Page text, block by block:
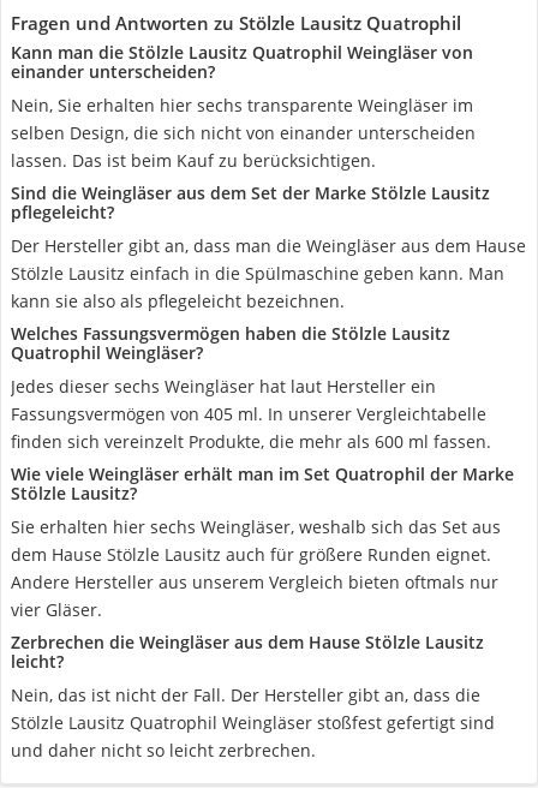
Fragen und Antworten zu Stölzle Lausitz Quatrophil
Kann man die Stölzle Lausitz Quatrophil Weingläser von
einander unterscheiden?
Nein, Sie erhalten hier sechs transparente Weingläser im
selben Design, die sich nicht von einander unterscheiden
lassen. Das ist beim Kauf zu berücksichtigen.
Sind die Weingläser aus dem Set der Marke Stölzle Lausitz
pflegeleicht?
Der Hersteller gibt an, dass man die Weingläser aus dem Hause
Stölzle Lausitz einfach in die Spülmaschine geben kann. Man
kann sie also als pflegeleicht bezeichnen.
Welches Fassungsvermögen haben die Stölzle Lausitz
Quatrophil Weingläser?
Jedes dieser sechs Weingläser hat laut Hersteller ein
Fassungsvermögen von 405 ml. In unserer Vergleichtabelle
finden sich vereinzelt Produkte, die mehr als 600 ml fassen.
Wie viele Weingläser erhält man im Set Quatrophil der Marke
Stölzle Lausitz?
Sie erhalten hier sechs Weingläser, weshalb sich das Set aus
dem Hause Stölzle Lausitz auch für größere Runden eignet.
Andere Hersteller aus unserem Vergleich bieten oftmals nur
vier Gläser.
Zerbrechen die Weingläser aus dem Hause Stölzle Lausitz
leicht?
Nein, das ist nicht der Fall. Der Hersteller gibt an, dass die
Stölzle Lausitz Quatrophil Weingläser stoßfest gefertigt sind
und daher nicht so leicht zerbrechen.